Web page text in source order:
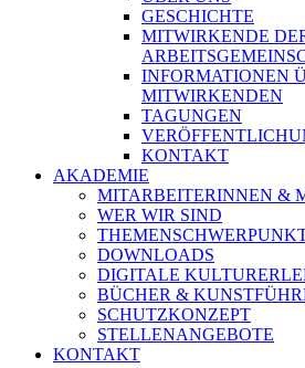
GESCHICHTE
MITWIRKENDE
INFORMATIONEN
MITWIRKENDEN
TAGUNGEN
KONTAKT
AKADEMIE
MITARBEITERINNEN &
WER WIR SIND
DOWNLOADS
DIGITALE
BÜCHER &
SCHUTZKONZEPT
STELLENANGEBOTE
KONTAKT